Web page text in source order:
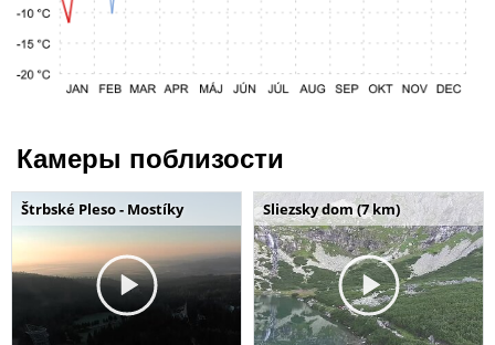
Камеры поблизости
Štrbské Pleso - Mostíky Sliezsky dom (7 km)